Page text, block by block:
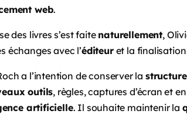
web.
des livres s’est faite naturellement,
échanges avec l’éditeuret la finalisation
a l’intention de conserver la
outils, règles, captures d’écran et
artificielle. Il souhaite maintenir la